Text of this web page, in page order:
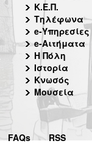
Κ.Ε.Π.
Τηλέφωνα
e-Υπηρεσίες
e-Αιτήματα
Η Πόλη
Ιστορία
Κνωσός
Μουσεία
FAQs RSS